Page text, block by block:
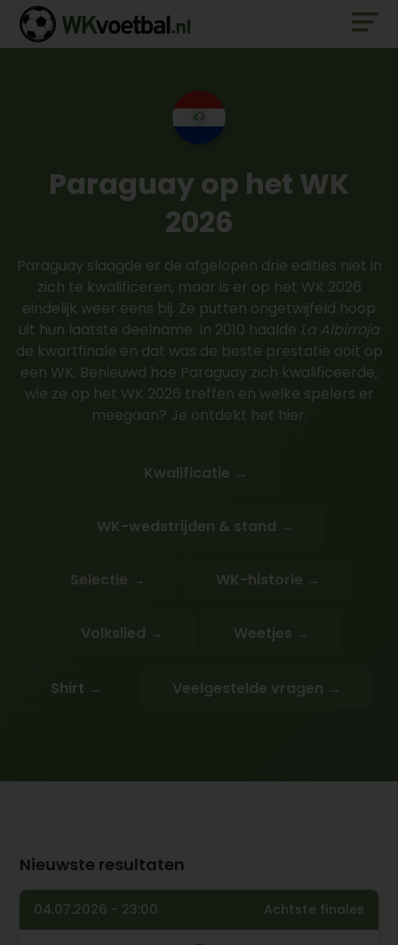
Paraguay op het WK
2026
Paraguay slaagde er de afgelopen drie edities niet in
zich te kwalificeren, maar is er op het WK 2026
eindelijk weer eens bij. Ze putten ongetwijfeld hoop
uit hun laatste deelname. In 2010 haalde La Albirroja
de kwartfinale en dat was de beste prestatie ooit op
een WK. Benieuwd hoe Paraguay zich kwalificeerde,
wie ze op het WK 2026 treffen en welke spelers er
meegaan? Je ontdekt het hier.
Kwalificatie →
WK-wedstrijden & stand →
Selectie → WK-historie →
Volkslied → Weetjes →
Shirt → Veelgestelde vragen →
Nieuwste resultaten
04.07.2026 - 23:00 Achtste finales